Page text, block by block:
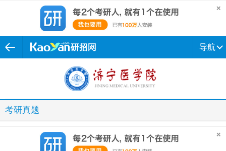
导航
考研真题